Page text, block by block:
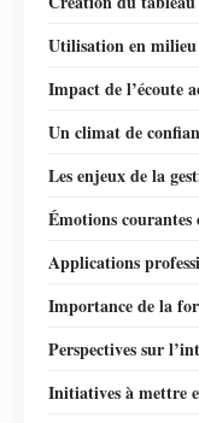
Utilisation en
Impact de l’écoute
Un climat de
Les enjeux de la
Émotions courantes
Applications
Importance de la
Perspectives sur
Initiatives à mettre